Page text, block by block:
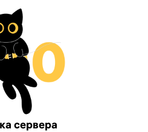
сервера